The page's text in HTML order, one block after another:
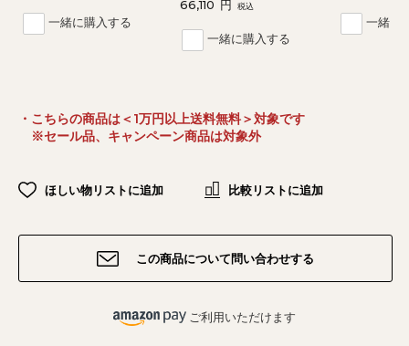
一緒に購入する
66,110 円 税込
一緒に購入する
一緒に
・こちらの商品は＜1万円以上送料無料＞対象です
※セール品、キャンペーン商品は対象外
ほしい物リストに追加 比較リストに追加
この商品について問い合わせする
ご利用いただけます